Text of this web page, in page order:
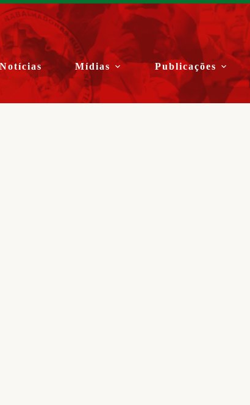
Notícias Mídias Publicações